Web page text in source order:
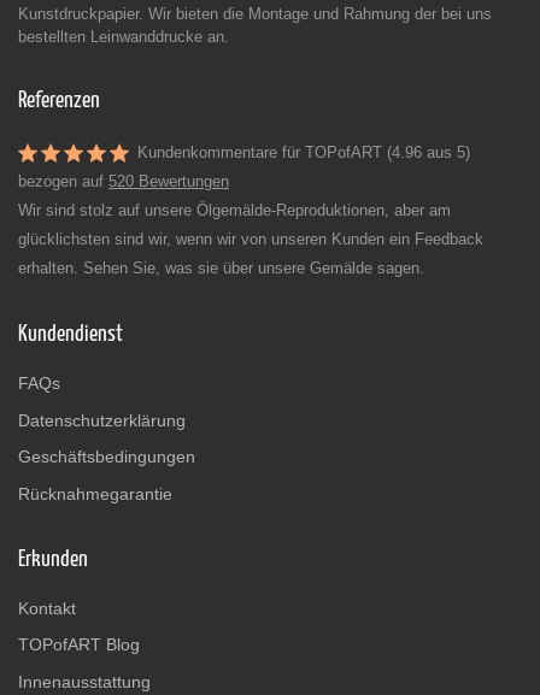
Kunstdruckpapier. Wir bieten die Montage und Rahmung der bei uns
bestellten Leinwanddrucke an.
Referenzen
Kundenkommentare für TOPofART (4.96 aus 5)
bezogen auf 520 Bewertungen
Wir sind stolz auf unsere Ölgemälde-Reproduktionen, aber am
glücklichsten sind wir, wenn wir von unseren Kunden ein Feedback
erhalten. Sehen Sie, was sie über unsere Gemälde sagen.
Kundendienst
FAQs
Datenschutzerklärung
Geschäftsbedingungen
Rücknahmegarantie
Erkunden
Kontakt
TOPofART Blog
Innenausstattung